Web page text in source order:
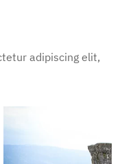
adipiscing elit,